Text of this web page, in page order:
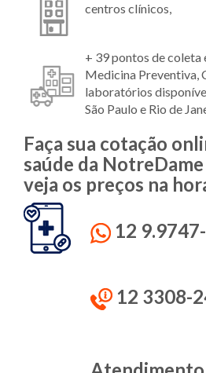
centros clínicos,
+ 39 pontos de coleta
Medicina Preventiva,
laboratórios
São Paulo e Rio de
Faça sua cotação
saúde da
veja os preços na
12
12 3308-